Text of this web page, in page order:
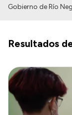
Misión
Autoridades
Delegaciones
Normativa
Gobierno de Río
Resultados